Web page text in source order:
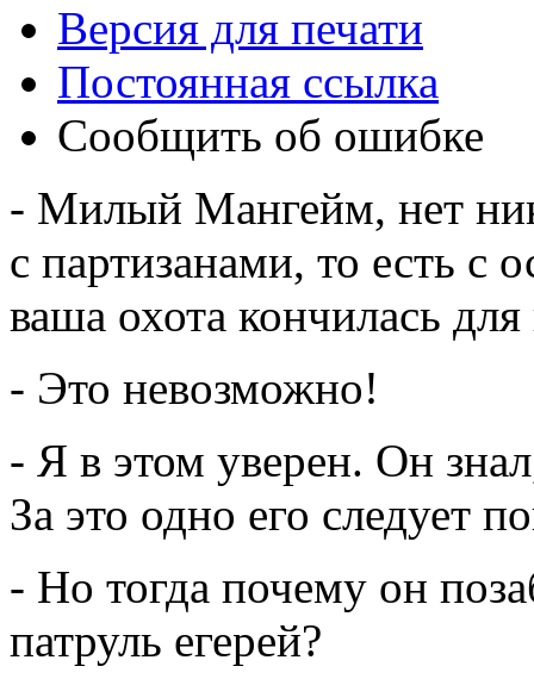
Версия для печати
Постоянная ссылка
Сообщить об ошибке
- Милый Мангейм, нет
с партизанами, то есть с
ваша охота кончилась
- Это невозможно!
- Я в этом уверен. Он
За это одно его следует
- Но тогда почему он
патруль егерей?